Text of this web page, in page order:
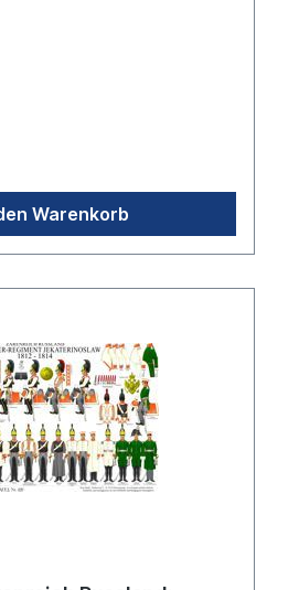
Warenkorb